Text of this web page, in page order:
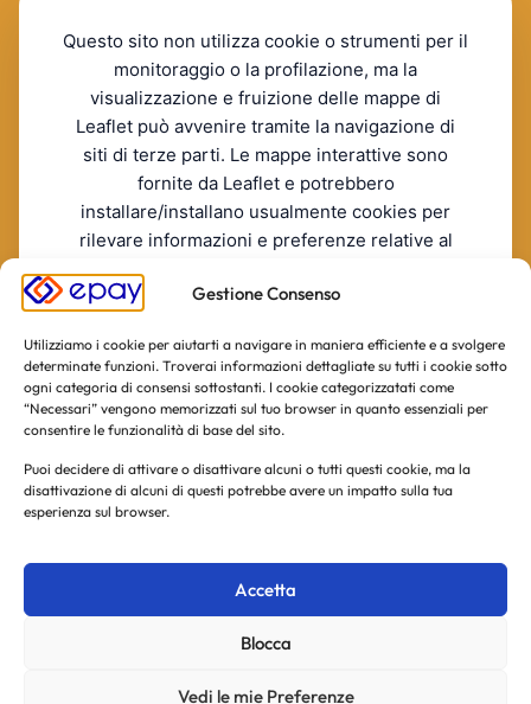
Gestione Consenso
Utilizziamo i cookie per aiutarti a navigare in maniera efficiente e a svolgere
determinate funzioni. Troverai informazioni dettagliate su tutti i cookie sotto
ogni categoria di consensi sottostanti. I cookie categorizzatati come
“Necessari” vengono memorizzati sul tuo browser in quanto essenziali per
consentire le funzionalità di base del sito.
Puoi decidere di attivare o disattivare alcuni o tutti questi cookie, ma la
disattivazione di alcuni di questi potrebbe avere un impatto sulla tua
esperienza sul browser.
Accetta
Blocca
Vedi le mie Preferenze
Questo sito non utilizza cookie o strumenti per il
monitoraggio o la profilazione, ma la
visualizzazione e fruizione delle mappe di
Leaflet può avvenire tramite la navigazione di
siti di terze parti. Le mappe interattive sono
fornite da Leaflet e potrebbero
installare/installano usualmente cookies per
rilevare informazioni e preferenze relative al
RIFIUTO
ACCONSENTO
La invitiamo a consultare le informazioni sulla privacy policy
di Leaflet incluse nella informativa estesa. [Leaflet's Privacy
Policy]